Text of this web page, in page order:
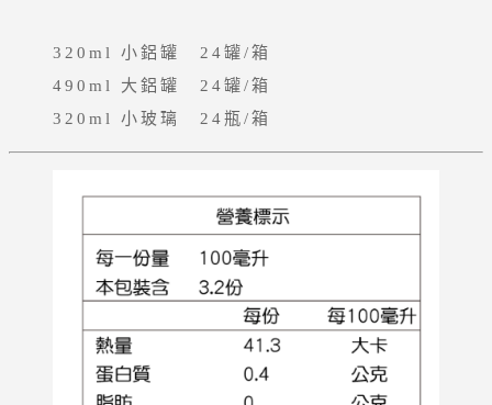
320ml 小鋁罐 24罐/箱
490ml 大鋁罐 24罐/箱
320ml 小玻璃 24瓶/箱